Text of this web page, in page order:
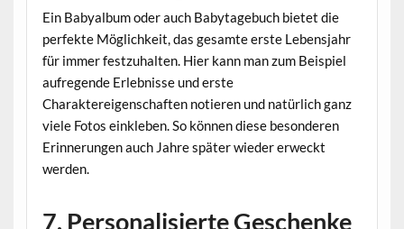
Ein Babyalbum oder auch Babytagebuch bietet die
perfekte Möglichkeit, das gesamte erste Lebensjahr
für immer festzuhalten. Hier kann man zum Beispiel
aufregende Erlebnisse und erste
Charaktereigenschaften notieren und natürlich ganz
viele Fotos einkleben. So können diese besonderen
Erinnerungen auch Jahre später wieder erweckt
werden.
7. Personalisierte Geschenke